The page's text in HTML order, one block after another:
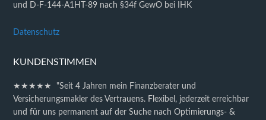
und D-F-144-A1HT-89 nach §34f GewO bei IHK
Datenschutz
KUNDENSTIMMEN
★★★★★ "Seit 4 Jahren mein Finanzberater und
Versicherungsmakler des Vertrauens. Flexibel, jederzeit erreichbar
und für uns permanent auf der Suche nach Optimierungs- &